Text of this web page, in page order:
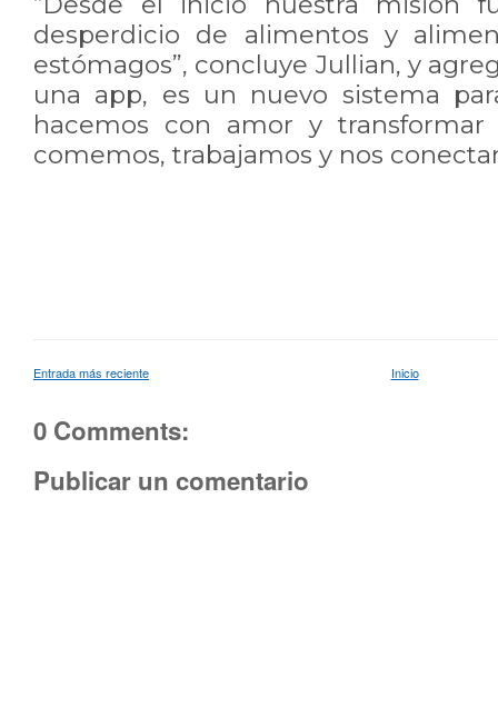
desperdicio de alimentos y
estómagos”, concluye Jullian, y
una app, es un nuevo sistema
hacemos con amor y
comemos, trabajamos y nos
Entrada más reciente Inicio
0 Comments:
Publicar un comentario